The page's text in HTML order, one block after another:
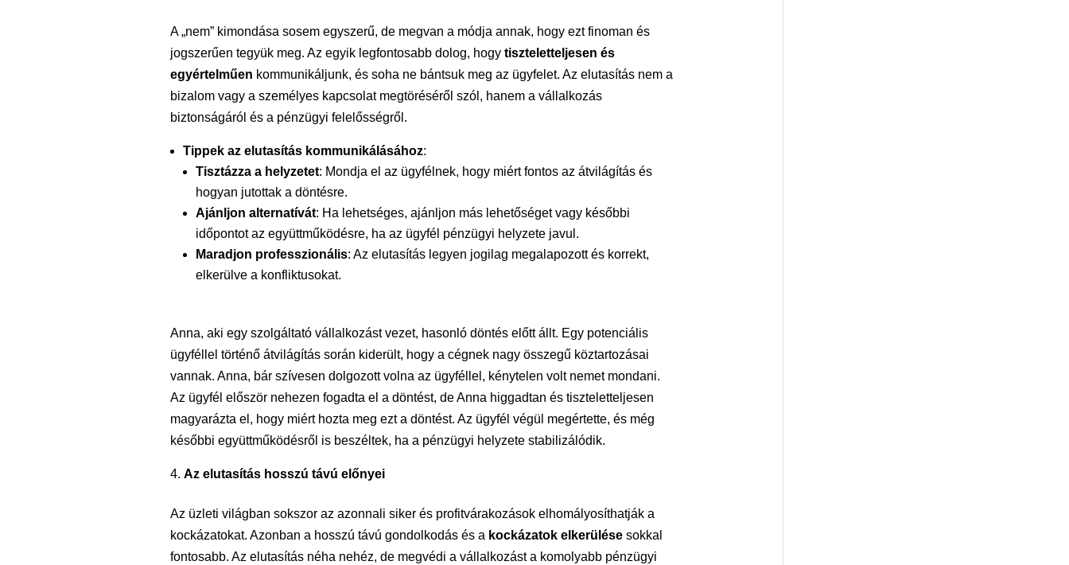
A „nem” kimondása sosem egyszerű, de megvan a módja annak, hogy ezt finoman és
jogszerűen tegyük meg. Az egyik legfontosabb dolog, hogy tiszteletteljesen és
egyértelműen kommunikáljunk, és soha ne bántsuk meg az ügyfelet. Az elutasítás nem a
bizalom vagy a személyes kapcsolat megtöréséről szól, hanem a vállalkozás
biztonságáról és a pénzügyi felelősségről.
Tippek az elutasítás kommunikálásához:
Tisztázza a helyzetet: Mondja el az ügyfélnek, hogy miért fontos az átvilágítás és
hogyan jutottak a döntésre.
Ajánljon alternatívát: Ha lehetséges, ajánljon más lehetőséget vagy későbbi
időpontot az együttműködésre, ha az ügyfél pénzügyi helyzete javul.
Maradjon professzionális: Az elutasítás legyen jogilag megalapozott és korrekt,
elkerülve a konfliktusokat.
Anna, aki egy szolgáltató vállalkozást vezet, hasonló döntés előtt állt. Egy potenciális
ügyféllel történő átvilágítás során kiderült, hogy a cégnek nagy összegű köztartozásai
vannak. Anna, bár szívesen dolgozott volna az ügyféllel, kénytelen volt nemet mondani.
Az ügyfél először nehezen fogadta el a döntést, de Anna higgadtan és tiszteletteljesen
magyarázta el, hogy miért hozta meg ezt a döntést. Az ügyfél végül megértette, és még
későbbi együttműködésről is beszéltek, ha a pénzügyi helyzete stabilizálódik.
Az elutasítás hosszú távú előnyei
Az üzleti világban sokszor az azonnali siker és profitvárakozások elhomályosíthatják a
kockázatokat. Azonban a hosszú távú gondolkodás és a kockázatok elkerülésesokkal
fontosabb. Az elutasítás néha nehéz, de megvédi a vállalkozást a komolyabb pénzügyi